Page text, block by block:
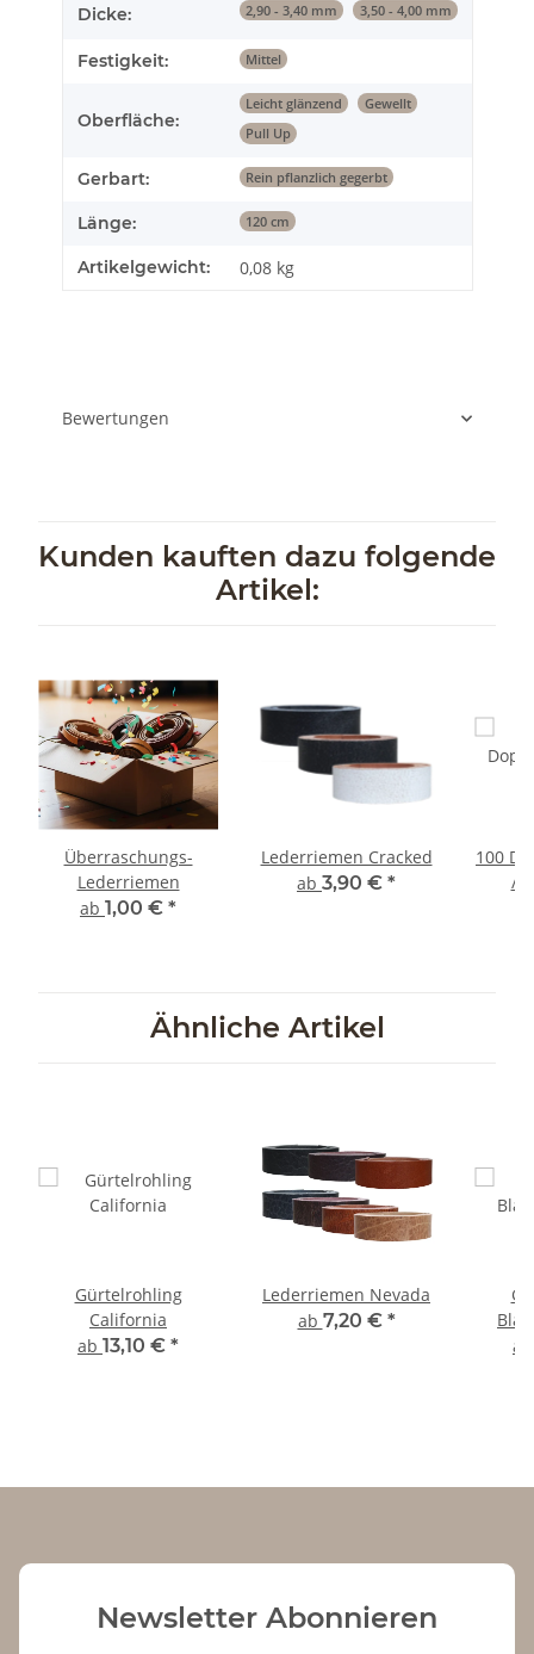
Dicke: 2,90 - 3,40 mm 3,50 - 4,00 mm
Festigkeit: Mittel
Oberfläche:
Leicht glänzend
Gewellt
Pull Up
Gerbart: Rein pflanzlich gegerbt
Länge: 120 cm
Artikelgewicht: 0,08 kg
Bewertungen
Kunden kauften dazu folgende
Artikel:
Überraschungs-
Lederriemen
ab 1,00 € *
Lederriemen Cracked
ab 3,90 € *
100
/
Ähnliche Artikel
Gürtelrohling
California
ab 13,10 € *
Lederriemen Nevada
ab 7,20 € *
Newsletter Abonnieren